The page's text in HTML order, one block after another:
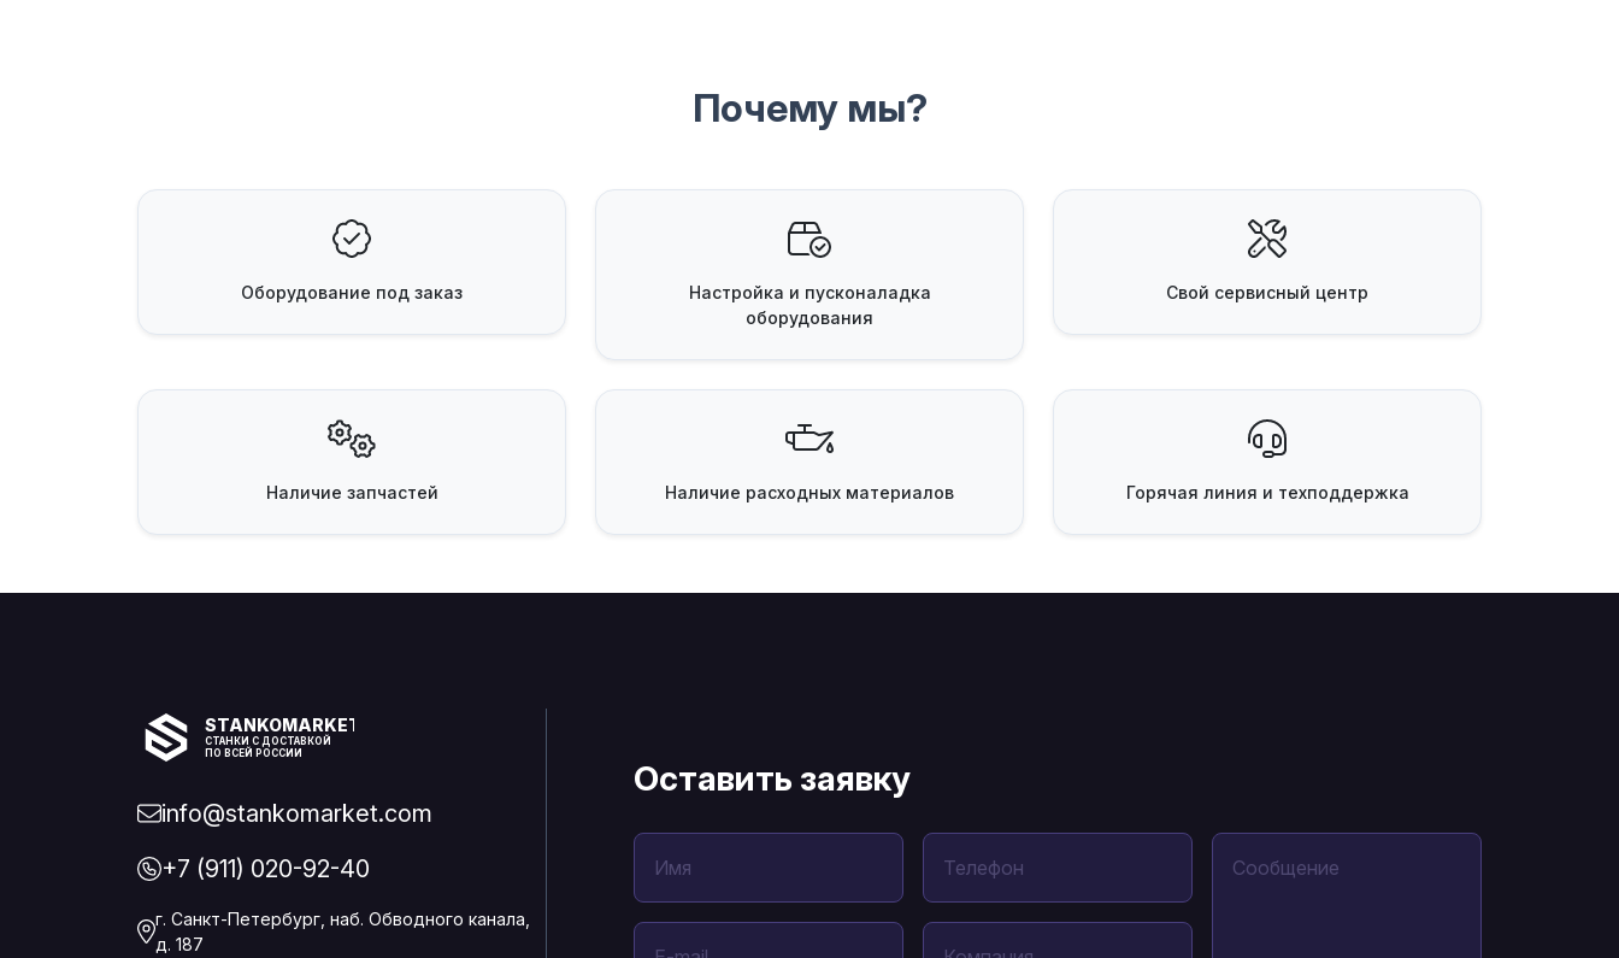
Почему мы?
Оборудование под заказ
Настройка и пусконаладка
оборудования
Свой сервисный центр
Наличие запчастей Наличие расходных материалов Горячая линия и техподдержка
STANKOMARKET
СТАНКИ С ДОСТАВКОЙ
ПО ВСЕЙ РОССИИ
info@stankomarket.com
+7 (911) 020-92-40
г. Санкт-Петербург, наб. Обводного канала,
д. 187
Оставить заявку